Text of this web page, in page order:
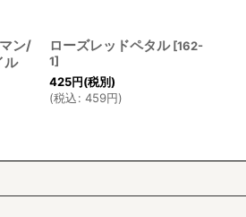
ン/
ル
ローズレッドペタル [162-
1]
425円(税別)
(税込: 459円)